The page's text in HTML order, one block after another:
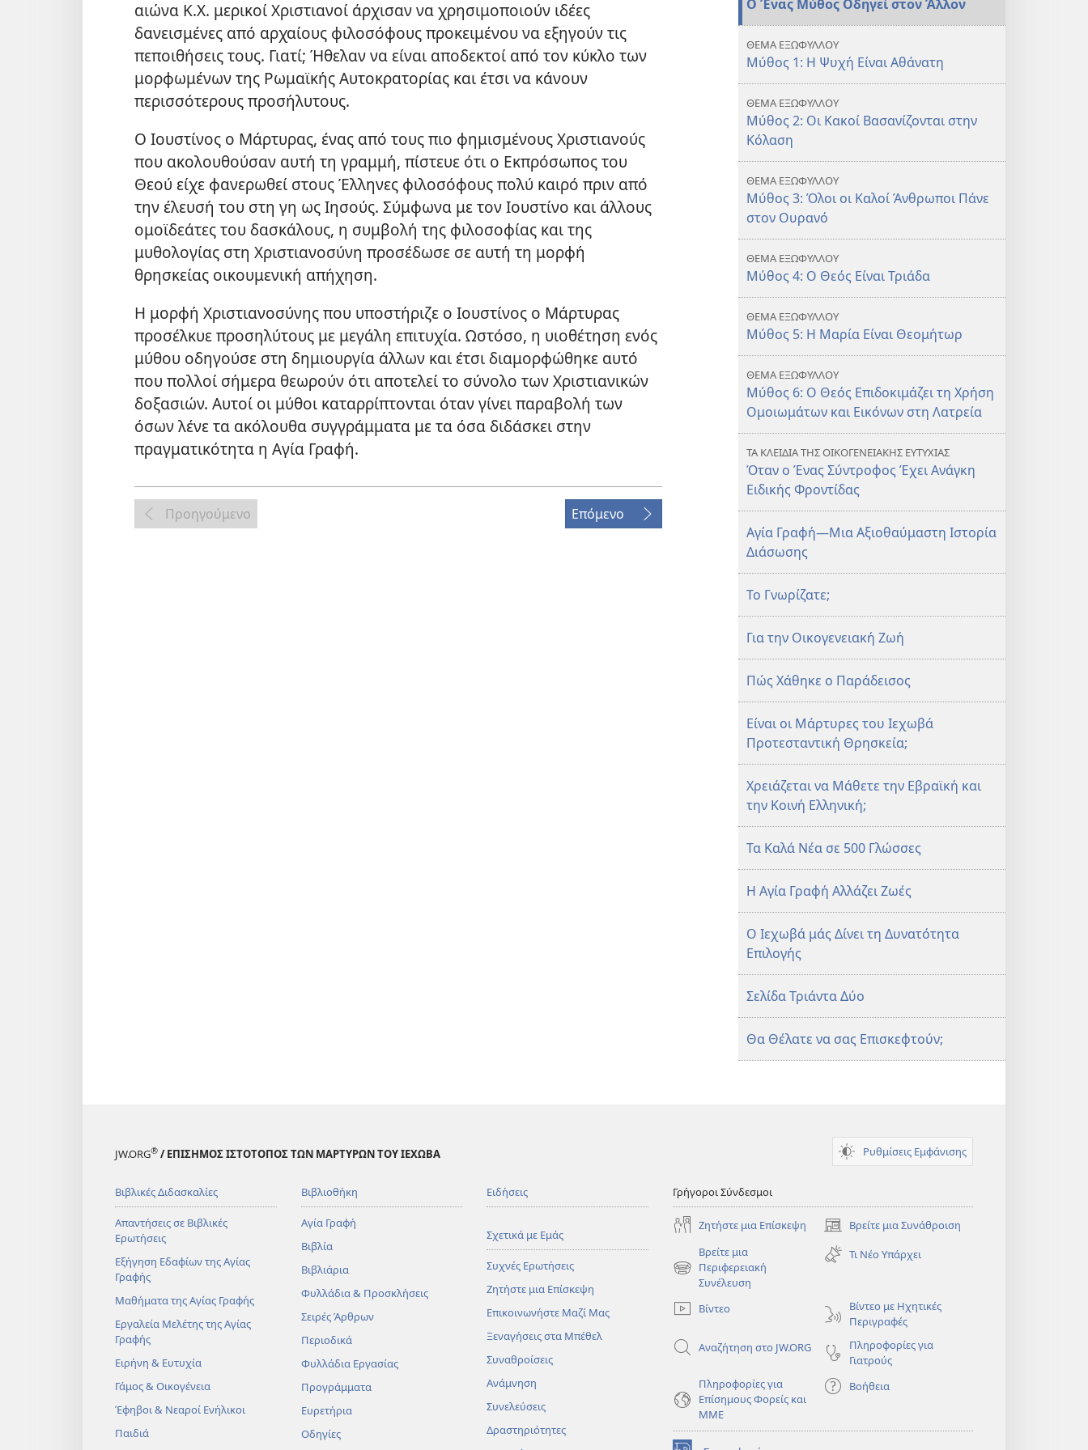
αιώνα Κ.Χ. μερικοί Χριστιανοί άρχισαν να χρησιμοποιούν ιδέες
δανεισμένες από αρχαίους φιλοσόφους προκειμένου να εξηγούν τις
πεποιθήσεις τους. Γιατί; Ήθελαν να είναι αποδεκτοί από τον κύκλο των
μορφωμένων της Ρωμαϊκής Αυτοκρατορίας και έτσι να κάνουν
περισσότερους προσήλυτους.
Ο Ιουστίνος ο Μάρτυρας, ένας από τους πιο φημισμένους Χριστιανούς
που ακολουθούσαν αυτή τη γραμμή, πίστευε ότι ο Εκπρόσωπος του
Θεού είχε φανερωθεί στους Έλληνες φιλοσόφους πολύ καιρό πριν από
την έλευσή του στη γη ως Ιησούς. Σύμφωνα με τον Ιουστίνο και άλλους
ομοϊδεάτες του δασκάλους, η συμβολή της φιλοσοφίας και της
μυθολογίας στη Χριστιανοσύνη προσέδωσε σε αυτή τη μορφή
θρησκείας οικουμενική απήχηση.
Η μορφή Χριστιανοσύνης που υποστήριζε ο Ιουστίνος ο Μάρτυρας
προσέλκυε προσηλύτους με μεγάλη επιτυχία. Ωστόσο, η υιοθέτηση ενός
μύθου οδηγούσε στη δημιουργία άλλων και έτσι διαμορφώθηκε αυτό
που πολλοί σήμερα θεωρούν ότι αποτελεί το σύνολο των Χριστιανικών
δοξασιών. Αυτοί οι μύθοι καταρρίπτονται όταν γίνει παραβολή των
όσων λένε τα ακόλουθα συγγράμματα με τα όσα διδάσκει στην
πραγματικότητα η Αγία Γραφή.
Προηγούμενο Επόμενο
Ο Ένας Μύθος Οδηγεί στον Άλλον
ΘΕΜΑ ΕΞΩΦΥΛΛΟΥ
Μύθος 1: Η Ψυχή Είναι Αθάνατη
ΘΕΜΑ ΕΞΩΦΥΛΛΟΥ
Μύθος 2: Οι Κακοί Βασανίζονται στην
Κόλαση
ΘΕΜΑ ΕΞΩΦΥΛΛΟΥ
Μύθος 3: Όλοι οι Καλοί Άνθρωποι Πάνε
στον Ουρανό
ΘΕΜΑ ΕΞΩΦΥΛΛΟΥ
Μύθος 4: Ο Θεός Είναι Τριάδα
ΘΕΜΑ ΕΞΩΦΥΛΛΟΥ
Μύθος 5: Η Μαρία Είναι Θεομήτωρ
ΘΕΜΑ ΕΞΩΦΥΛΛΟΥ
Μύθος 6: Ο Θεός Επιδοκιμάζει τη Χρήση
Ομοιωμάτων και Εικόνων στη Λατρεία
ΤΑ ΚΛΕΙΔΙΑ ΤΗΣ ΟΙΚΟΓΕΝΕΙΑΚΗΣ ΕΥΤΥΧΙΑΣ
Όταν ο Ένας Σύντροφος Έχει Ανάγκη
Ειδικής Φροντίδας
Αγία Γραφή—Μια Αξιοθαύμαστη Ιστορία
Διάσωσης
Το Γνωρίζατε;
Για την Οικογενειακή Ζωή
Πώς Χάθηκε ο Παράδεισος
Είναι οι Μάρτυρες του Ιεχωβά
Προτεσταντική Θρησκεία;
Χρειάζεται να Μάθετε την Εβραϊκή και
την Κοινή Ελληνική;
Τα Καλά Νέα σε 500 Γλώσσες
Η Αγία Γραφή Αλλάζει Ζωές
Ο Ιεχωβά μάς Δίνει τη Δυνατότητα
Επιλογής
Σελίδα Τριάντα Δύο
Θα Θέλατε να σας Επισκεφτούν;
JW.ORG® / ΕΠΙΣΗΜΟΣ ΙΣΤΟΤΟΠΟΣ ΤΩΝ ΜΑΡΤΥΡΩΝ ΤΟΥ ΙΕΧΩΒΑ Ρυθμίσεις Εμφάνισης
Βιβλικές Διδασκαλίες
Απαντήσεις σε Βιβλικές
Ερωτήσεις
Εξήγηση Εδαφίων της Αγίας
Γραφής
Μαθήματα της Αγίας Γραφής
Εργαλεία Μελέτης της Αγίας
Γραφής
Ειρήνη & Ευτυχία
Γάμος & Οικογένεια
Έφηβοι & Νεαροί Ενήλικοι
Παιδιά
Βιβλιοθήκη
Αγία Γραφή
Βιβλία
Βιβλιάρια
Φυλλάδια & Προσκλήσεις
Σειρές Άρθρων
Περιοδικά
Φυλλάδια Εργασίας
Προγράμματα
Ευρετήρια
Οδηγίες
Ειδήσεις
Σχετικά με Εμάς
Συχνές Ερωτήσεις
Ζητήστε μια Επίσκεψη
Επικοινωνήστε Μαζί Μας
Ξεναγήσεις στα Μπέθελ
Συναθροίσεις
Ανάμνηση
Συνελεύσεις
Δραστηριότητες
Γρήγοροι Σύνδεσμοι
Ζητήστε μια Επίσκεψη Βρείτε μια Συνάθροιση
(ανοίγει
νέο
παράθυρο)
Βρείτε μια
Περιφερειακή
Συνέλευση
(ανοίγει
παράθυρο)
Τι Νέο Υπάρχει
Βίντεο
Βίντεο με Ηχητικές
Περιγραφές
Αναζήτηση στο JW.ORG
Πληροφορίες για
Γιατρούς
Πληροφορίες για
Επίσημους Φορείς και
ΜΜΕ
Βοήθεια